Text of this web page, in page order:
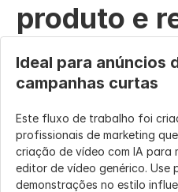
produto e
Ideal para anúncios
campanhas curtas
Este fluxo de trabalho foi
profissionais de marketing
criação de vídeo com IA para
editor de vídeo genérico. Use
demonstrações no estilo